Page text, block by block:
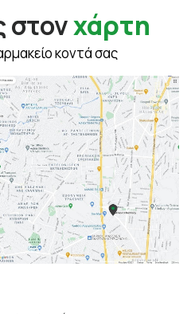
στονχάρτη
κοντά σας